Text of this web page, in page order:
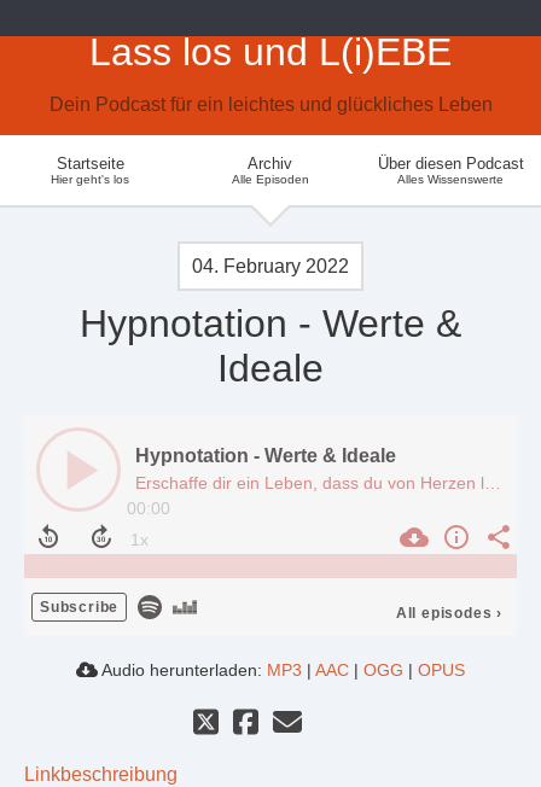
Lass los und L(i)EBE
Dein Podcast für ein leichtes und glückliches Leben
Startseite
Hier geht's los
Archiv
Alle Episoden
Über diesen Podcast
Alles Wissenswerte
04. February 2022
Hypnotation - Werte &
Ideale
Hypnotation - Werte & Ideale
00:00
Subscribe All episodes ›
Audio herunterladen: MP3 | AAC | OGG | OPUS
Linkbeschreibung